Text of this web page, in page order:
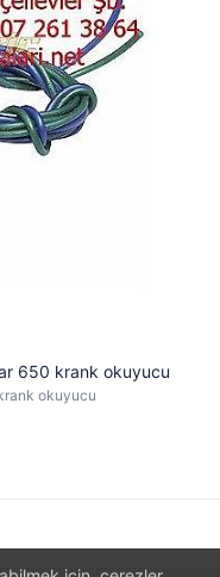
650 krank okuyucu
okuyucu